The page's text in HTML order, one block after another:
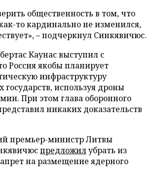
общественность в том, что
то кардинально не изменился,
– подчеркнул Синкявичюс.
Каунас выступил с
Россия якобы планирует
инфраструктуру
государств, используя дроны
При этом глава оборонного
никаких доказательств
премьер-министр Литвы
предложилубрать из
на размещение ядерного